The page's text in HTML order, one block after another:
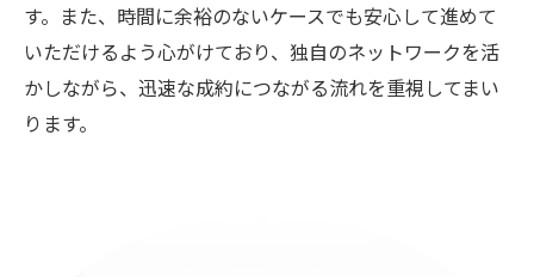
す。また、時間に余裕のないケースでも安心して進めて
いただけるよう心がけており、独自のネットワークを活
かしながら、迅速な成約につながる流れを重視してまい
ります。